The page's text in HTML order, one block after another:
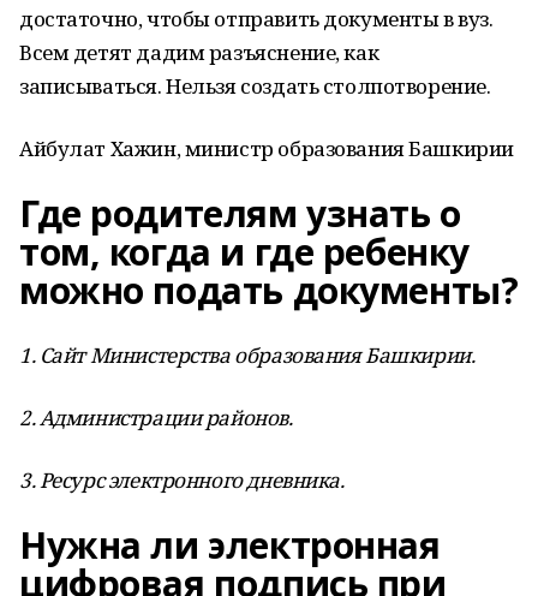
достаточно, чтобы отправить документы в вуз.
Всем детят дадим разъяснение, как
записываться. Нельзя создать столпотворение.
Айбулат Хажин, министр образования Башкирии
Где родителям узнать о
том, когда и где ребенку
можно подать документы?
1. Сайт Министерства образования Башкирии.
2. Администрации районов.
3. Ресурс электронного дневника.
Нужна ли электронная
цифровая подпись при